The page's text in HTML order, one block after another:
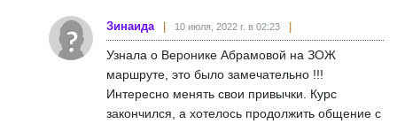
Зинаида 10 июля, 2022 г. в 02:23
Узнала о Веронике Абрамовой на ЗОЖ
маршруте, это было замечательно !!!
Интересно менять свои привычки. Курс
закончился, а хотелось продолжить общение с